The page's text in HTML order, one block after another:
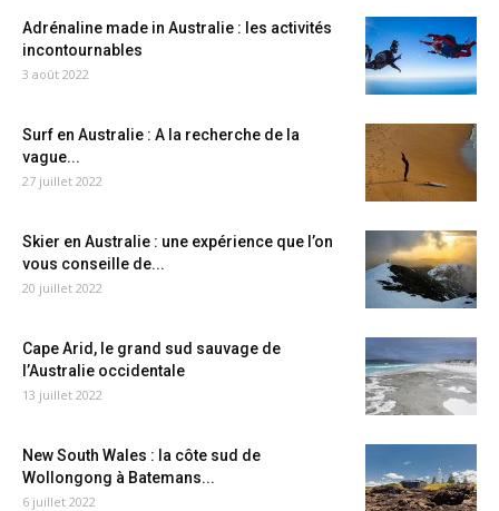
Adrénaline made in Australie : les activités
incontournables
3 août 2022
Surf en Australie : A la recherche de la
vague...
27 juillet 2022
Skier en Australie : une expérience que l’on
vous conseille de...
20 juillet 2022
Cape Arid, le grand sud sauvage de
l’Australie occidentale
13 juillet 2022
New South Wales : la côte sud de
Wollongong à Batemans...
6 juillet 2022